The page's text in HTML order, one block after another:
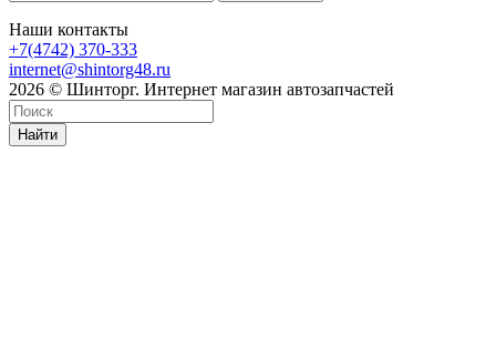
Наши контакты
+7(4742) 370-333
internet@shintorg48.ru
2026 © Шинторг. Интернет магазин автозапчастей
Найти